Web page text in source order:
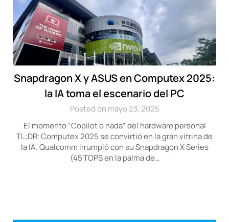
Snapdragon X y ASUS en Computex 2025:
la IA toma el escenario del PC
Posted on mayo 23, 2025
El momento “Copilot o nada” del hardware personal
TL;DR: Computex 2025 se convirtió en la gran vitrina de
la IA. Qualcomm irrumpió con su Snapdragon X Series
(45 TOPS en la palma de…